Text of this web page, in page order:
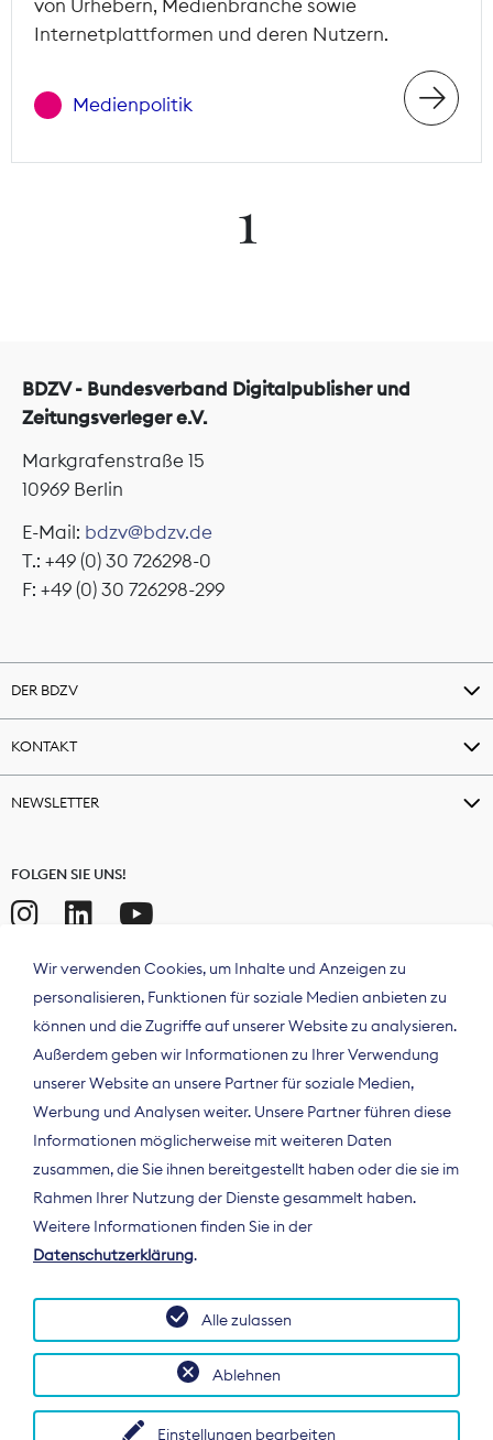
von Urhebern, Medienbranche sowie
Internetplattformen und deren Nutzern.
Medienpolitik
1
BDZV - Bundesverband Digitalpublisher und
Zeitungsverleger e.V.
Markgrafenstraße 15
10969 Berlin
E-Mail: bdzv@bdzv.de
T.: +49 (0) 30 726298-0
F: +49 (0) 30 726298-299
DER BDZV
KONTAKT
NEWSLETTER
FOLGEN SIE UNS!
Der Bundesverband Digitalpublisher und
Zeitungsverleger (BDZV) vertritt als
Spitzenorganisation die Interessen der
Deutschland und auf EU-Ebene.
Wir verwenden Cookies, um Inhalte und Anzeigen zu
personalisieren, Funktionen für soziale Medien anbieten zu
können und die Zugriffe auf unserer Website zu analysieren.
Außerdem geben wir Informationen zu Ihrer Verwendung
unserer Website an unsere Partner für soziale Medien,
Werbung und Analysen weiter. Unsere Partner führen diese
Informationen möglicherweise mit weiteren Daten
zusammen, die Sie ihnen bereitgestellt haben oder die sie im
Rahmen Ihrer Nutzung der Dienste gesammelt haben.
Weitere Informationen finden Sie in der
Datenschutzerklärung.
Einstellungen bearbeiten
Ablehnen
Alle zulassen